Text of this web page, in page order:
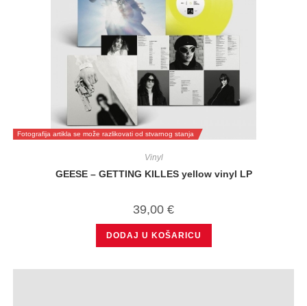
Fotografija artikla se može razlikovati od stvarnog stanja
Vinyl
GEESE – GETTING KILLES yellow vinyl LP
39,00 €
DODAJ U KOŠARICU